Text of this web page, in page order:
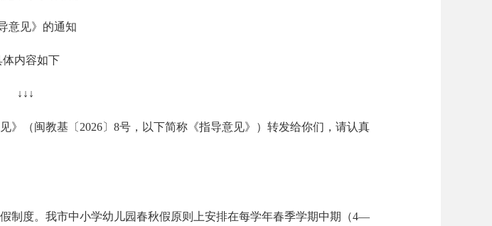
见》的通知
内容如下
↓↓↓
（闽教基〔2026〕8号，以下简称《指导意见》）转发给你们，请认真
度。我市中小学幼儿园春秋假原则上安排在每学年春季学期中期（4—